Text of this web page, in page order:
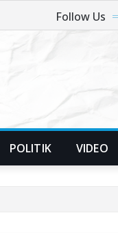
Follow Us
POLITIK VIDEO